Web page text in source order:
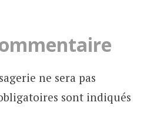
ne sera pas
sont indiqués